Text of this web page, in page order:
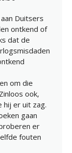
Duitsers
ontkend of
dat de
om die
ook,
er uit zag.
gaan
er
fouten